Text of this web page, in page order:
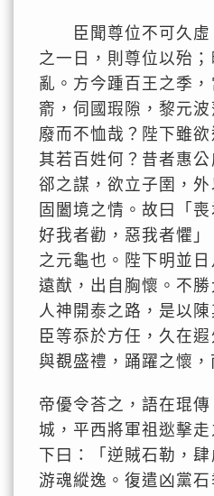
臣聞尊位不可久虛
之一日，則尊位以殆
亂。方今踵百王之季
窬，伺國瑕隙，黎元波
廢而不恤哉？陛下雖
其若百姓何？昔者惠
郤之謀，欲立子圉，
固闔境之情。故曰「
好我者勸，惡我者懼
之元龜也。陛下明並
遠猷，出自胸懷。不
人神開泰之路，是以
臣等忝於方任，久在
與覩盛禮，踊躍之懷，
帝優令荅之，語在琨
城，平西將軍祖逖擊
下曰：「逆賊石勒，
游魂縱逸。復遣凶黨